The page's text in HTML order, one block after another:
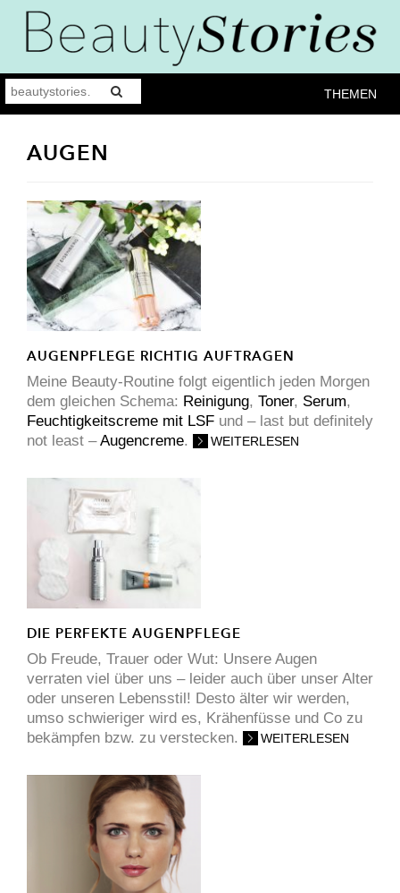
THEMEN
AUGEN
AUGENPFLEGE RICHTIG AUFTRAGEN
Meine Beauty-Routine folgt eigentlich jeden Morgen
dem gleichen Schema: Reinigung, Toner, Serum,
Feuchtigkeitscreme mit LSF und – last but definitely
not least –Augencreme. WEITERLESEN
DIE PERFEKTE AUGENPFLEGE
Ob Freude, Trauer oder Wut: Unsere Augen
verraten viel über uns – leider auch über unser Alter
oder unseren Lebensstil! Desto älter wir werden,
umso schwieriger wird es, Krähenfüsse und Co zu
bekämpfen bzw. zu verstecken.
WEITERLESEN